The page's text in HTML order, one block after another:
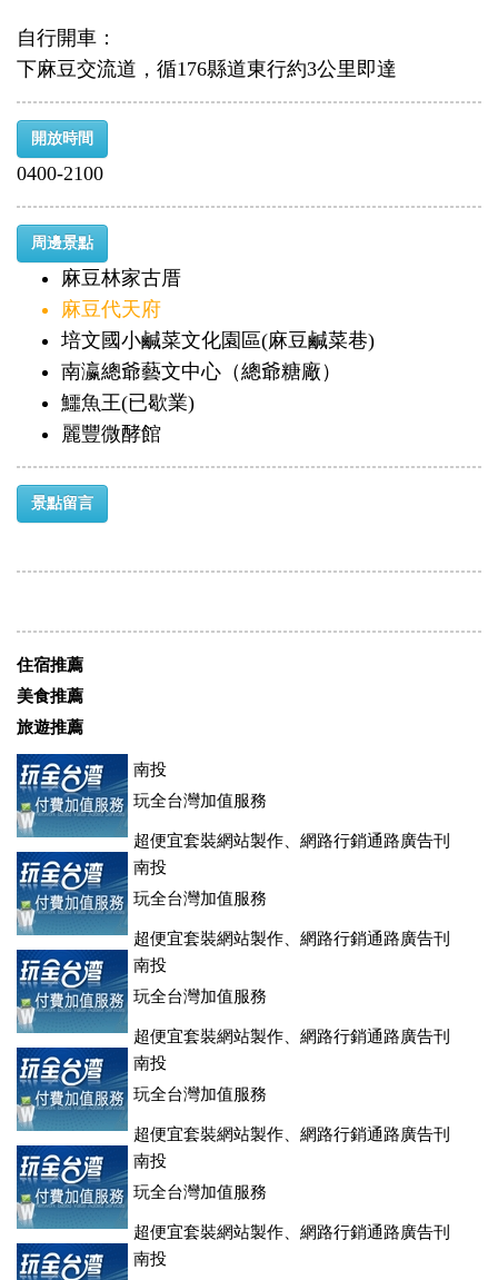
自行開車：
下麻豆交流道，循176縣道東行約3公里即達
開放時間
0400-2100
周邊景點
麻豆林家古厝
麻豆代天府
培文國小鹹菜文化園區(麻豆鹹菜巷)
南瀛總爺藝文中心（總爺糖廠）
鱷魚王(已歇業)
麗豐微酵館
景點留言
住宿推薦
美食推薦
旅遊推薦
南投
玩全台灣加值服務
超便宜套裝網站製作、網路行銷通路廣告刊
登、訂房系統、客房委託旅行社銷售，全面優惠中....
南投
玩全台灣加值服務
超便宜套裝網站製作、網路行銷通路廣告刊
登、訂房系統、客房委託旅行社銷售，全面優惠中....
南投
玩全台灣加值服務
超便宜套裝網站製作、網路行銷通路廣告刊
登、訂房系統、客房委託旅行社銷售，全面優惠中....
南投
玩全台灣加值服務
超便宜套裝網站製作、網路行銷通路廣告刊
登、訂房系統、客房委託旅行社銷售，全面優惠中....
南投
玩全台灣加值服務
超便宜套裝網站製作、網路行銷通路廣告刊
登、訂房系統、客房委託旅行社銷售，全面優惠中....
南投